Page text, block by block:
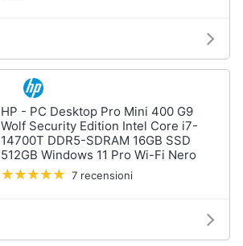
HP - PC Desktop Pro Mini 400 G9
Wolf Security Edition Intel Core i7-
14700T DDR5-SDRAM 16GB SSD
512GB Windows 11 Pro Wi-Fi Nero
7 recensioni